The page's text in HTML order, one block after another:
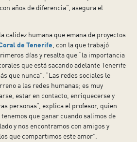
años de diferencia”, asegura el
calidez humana que emana de proyectos
de Tenerife, con la que trabajó
días y resalta que “la importancia
que está sacando adelante Tenerife
que nunca”. “Las redes sociales le
a las redes humanas; es muy
estar en contacto, enriquecerse y
personas”, explica el profesor, quien
tenemos que ganar cuando salimos de
y nos encontramos con amigos y
que compartimos este amor”.